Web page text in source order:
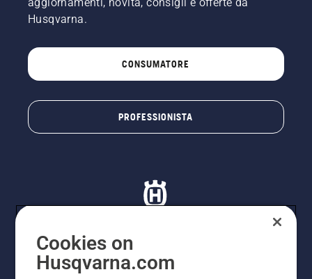
Husqvarna.
CONSUMATORE
PROFESSIONISTA
© Husqvarna AB (publ). Tutti i diritti riservati. I prezzi
Cookies on
Husqvarna.com